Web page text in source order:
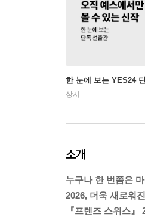
한 눈에 보는 YES24
상시
소개
누구나 한 번쯤은
2026, 더욱 새로워
『프렌즈 스위스